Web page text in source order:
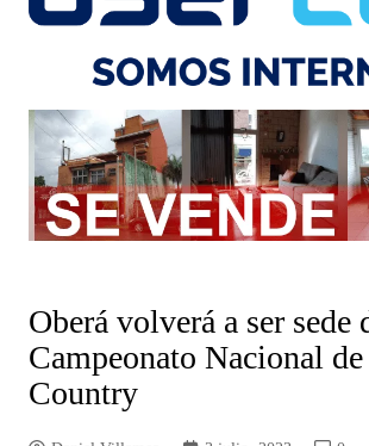
Oberá volverá a ser sede
Campeonato Nacional
Country